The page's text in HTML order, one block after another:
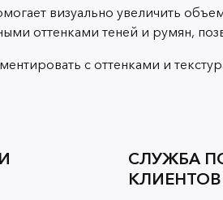
визуально увеличить
оттенками теней и румян,
с оттенками и
СЛУЖБА
КЛИЕНТОВ